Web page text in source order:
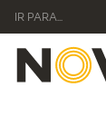
IR PARA...